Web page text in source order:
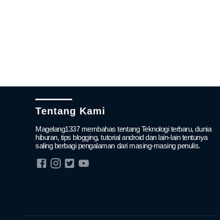
Tentang Kami
Magelang1337 membahas tentang Teknologi terbaru, dunia
hiburan, tips blogging, tutorial android dan lain-lain tentunya
saling berbagi pengalaman dari masing-masing penulis.